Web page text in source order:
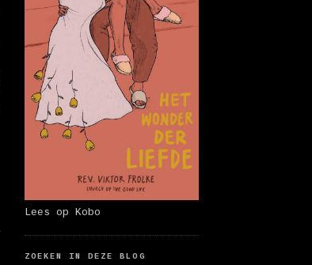
Lees op Kobo
ZOEKEN IN DEZE BLOG